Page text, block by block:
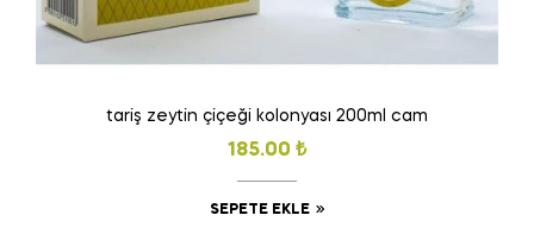
tariş zeytin çiçeği kolonyası 200ml cam
185.00 ₺
SEPETE EKLE